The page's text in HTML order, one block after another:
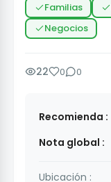
Familias
Negocios
22 0 0
Recomienda :
Nota global :
Ubicación :